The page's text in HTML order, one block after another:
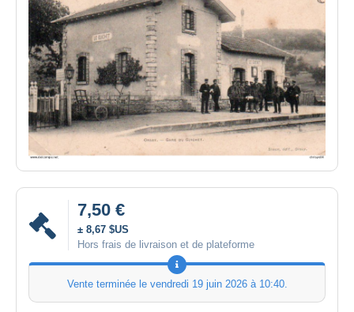
7,50 €
± 8,67 $US
Hors frais de livraison et de plateforme
Vente terminée le vendredi 19 juin 2026 à 10:40.